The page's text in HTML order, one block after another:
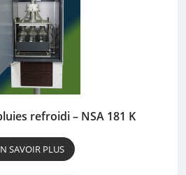
refroidi – NSA 181 K
SAVOIR PLUS